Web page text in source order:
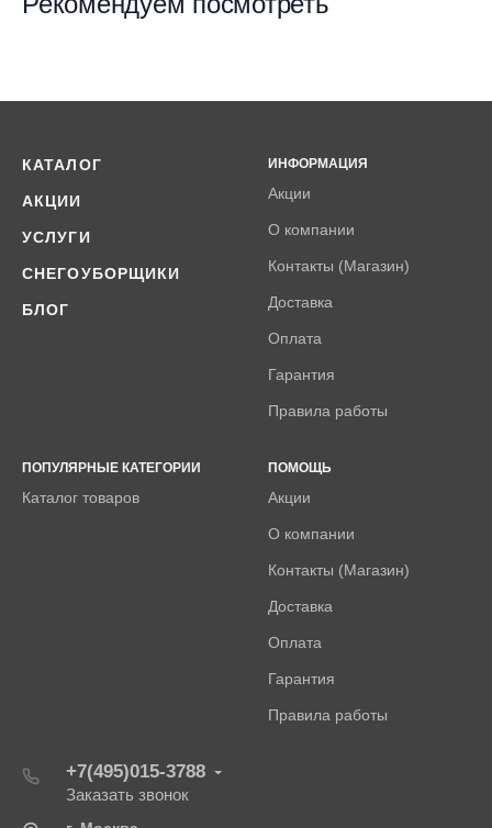
КАТАЛОГ
АКЦИИ
УСЛУГИ
СНЕГОУБОРЩИКИ
БЛОГ
ИНФОРМАЦИЯ
Акции
О компании
Контакты (Магазин)
Доставка
Оплата
Гарантия
Правила работы
ПОПУЛЯРНЫЕ КАТЕГОРИИ
Каталог товаров
ПОМОЩЬ
Акции
О компании
Контакты (Магазин)
Доставка
Оплата
Гарантия
Правила работы
+7(495)015-3788
Заказать звонок